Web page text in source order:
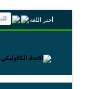
أختر اللغة